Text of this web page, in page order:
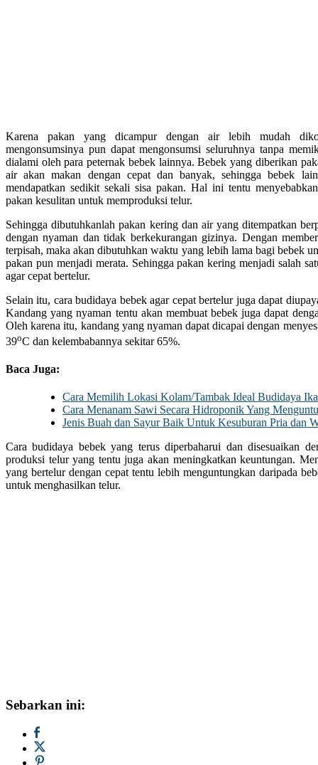
Karena pakan yang dicampur dengan air lebih mudah
mengonsumsinya pun dapat mengonsumsi seluruhnya tanpa
dialami oleh para peternak bebek lainnya. Bebek yang diberikan
air akan makan dengan cepat dan banyak, sehingga bebek
mendapatkan sedikit sekali sisa pakan. Hal ini tentu
pakan kesulitan untuk memproduksi telur.
Sehingga dibutuhkanlah pakan kering dan air yang ditempatkan
dengan nyaman dan tidak berkekurangan gizinya. Dengan
terpisah, maka akan dibutuhkan waktu yang lebih lama bagi bebek
pakan pun menjadi merata. Sehingga pakan kering menjadi salah
agar cepat bertelur.
Selain itu, cara budidaya bebek agar cepat bertelur juga dapat
Kandang yang nyaman tentu akan membuat bebek juga dapat
Oleh karena itu, kandang yang nyaman dapat dicapai dengan
39oC dan kelembabannya sekitar 65%.
Baca Juga:
Cara Memilih Lokasi Kolam/Tambak Ideal Budidaya
Cara Menanam Sawi Secara Hidroponik Yang
Jenis Buah dan Sayur Baik Untuk Kesuburan Pria dan
Cara budidaya bebek yang terus diperbaharui dan disesuaikan
produksi telur yang tentu juga akan meningkatkan keuntungan.
yang bertelur dengan cepat tentu lebih menguntungkan daripada
untuk menghasilkan telur.
Sebarkan ini: